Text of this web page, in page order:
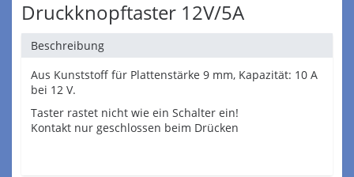
Druckknopftaster 12V/5A
Beschreibung
Aus Kunststoff für Plattenstärke 9 mm, Kapazität: 10 A
bei 12 V.
Taster rastet nicht wie ein Schalter ein!
Kontakt nur geschlossen beim Drücken